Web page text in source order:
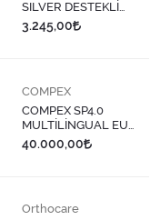
SILVER DESTEKLİ
DİZLİK 613 - 9
3.245,00
COMPEX
COMPEX SP4.0
MULTİLİNGUAL EU
PLUG TENS CİHAZI
40.000,00
Orthocare